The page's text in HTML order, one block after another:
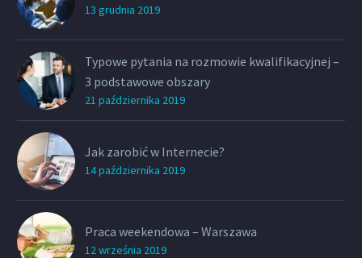
13 grudnia 2019
Typowe pytania na rozmowie kwalifikacyjnej –
3 podstawowe obszary
21 października 2019
Jak zarobić w Internecie?
14 października 2019
Praca weekendowa – Warszawa
12 września 2019